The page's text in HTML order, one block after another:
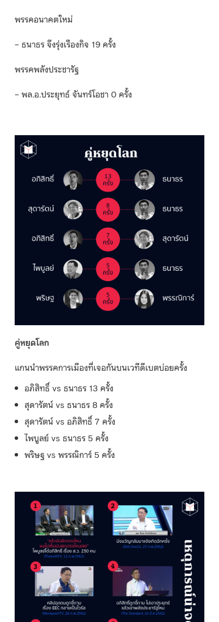
พรรคอนาคตใหม่
– ธนาธร จึงรุ่งเรืองกิจ 19 ครั้ง
พรรคพลังประชารัฐ
– พล.อ.ประยุทธ์ จันทร์โอชา 0 ครั้ง
คู่หยุดโลก
แกนนำพรรคการเมืองที่เจอกันบนเวทีดีเบตบ่อยครั้ง
อภิสิทธิ์ vs ธนาธร 13 ครั้ง
สุดารัตน์ vs ธนาธร 8 ครั้ง
สุดารัตน์ vs อภิสิทธิ์ 7 ครั้ง
ไพบูลย์ vs ธนาธร 5 ครั้ง
พริษฐ vs พรรณิการ์ 5 ครั้ง